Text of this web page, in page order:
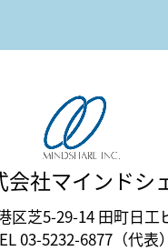
会社マインドシ
区芝5-29-14 田町日工
03-5232-6877（代表）